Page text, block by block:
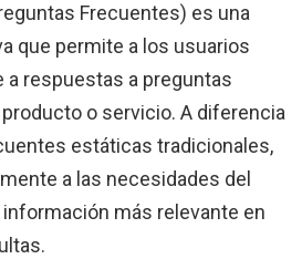
Frecuentes) es una
que permite a los usuarios
a respuestas a preguntas
o servicio. A diferencia
estáticas tradicionales,
a las necesidades del
más relevante en